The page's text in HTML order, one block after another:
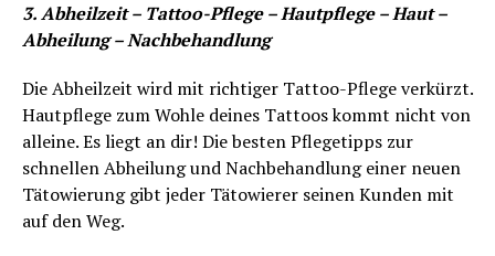
3. Abheilzeit – Tattoo-Pflege – Hautpflege – Haut –
Abheilung – Nachbehandlung
Die Abheilzeit wird mit richtiger Tattoo-Pflege verkürzt.
Hautpflege zum Wohle deines Tattoos kommt nicht von
alleine. Es liegt an dir! Die besten Pflegetipps zur
schnellen Abheilung und Nachbehandlung einer neuen
Tätowierung gibt jeder Tätowierer seinen Kunden mit
auf den Weg.